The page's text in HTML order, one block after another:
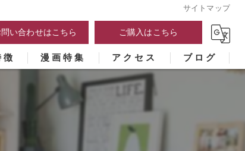
サイトマップ
い合わせはこちら ご購入はこちら
漫画特集 アクセス ブログ